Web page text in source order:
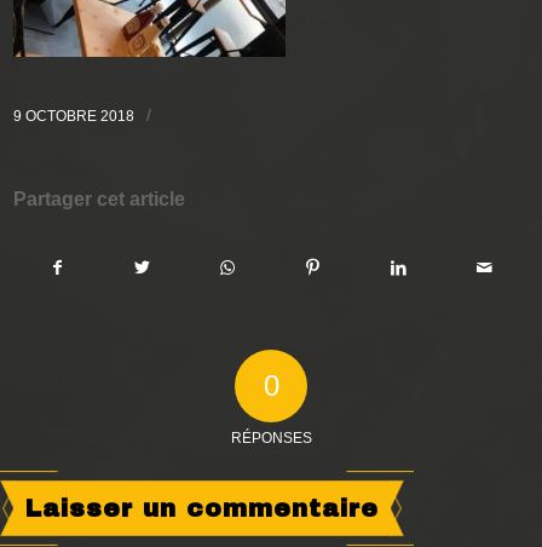
9 OCTOBRE 2018 /
Partager cet article
0
RÉPONSES
Laisser un commentaire